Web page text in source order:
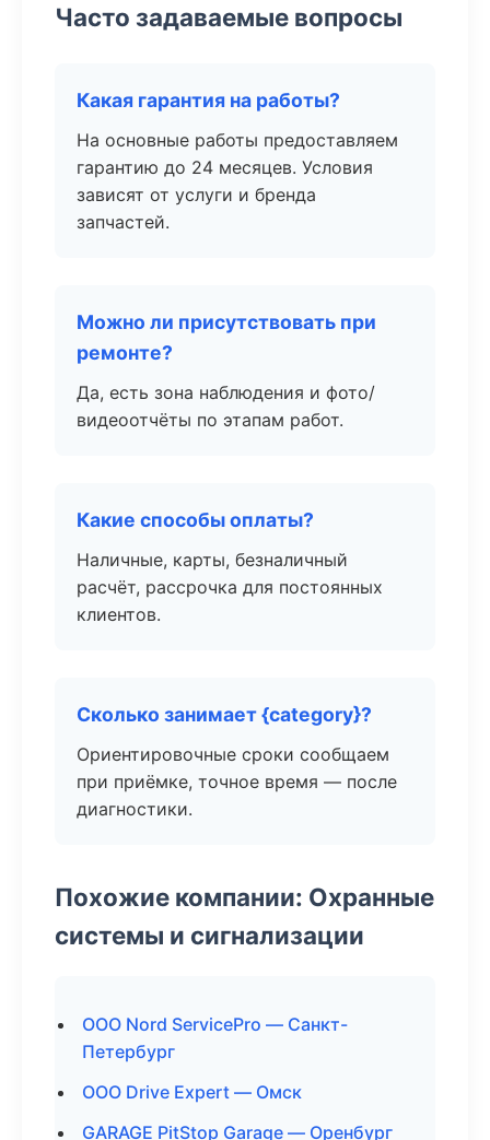
Часто задаваемые вопросы
Какая гарантия на работы?
На основные работы предоставляем
гарантию до 24 месяцев. Условия
зависят от услуги и бренда
запчастей.
Можно ли присутствовать при
ремонте?
Да, есть зона наблюдения и фото/
видеоотчёты по этапам работ.
Какие способы оплаты?
Наличные, карты, безналичный
расчёт, рассрочка для постоянных
клиентов.
Сколько занимает {category}?
Ориентировочные сроки сообщаем
при приёмке, точное время — после
диагностики.
Похожие компании: Охранные
системы и сигнализации
ООО Nord ServicePro — Санкт-
Петербург
ООО Drive Expert — Омск
GARAGE PitStop Garage — Оренбург